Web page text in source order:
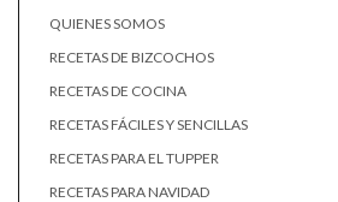
QUIENES SOMOS
RECETAS DE BIZCOCHOS
RECETAS DE COCINA
RECETAS FÁCILES Y SENCILLAS
RECETAS PARA EL TUPPER
RECETAS PARA NAVIDAD